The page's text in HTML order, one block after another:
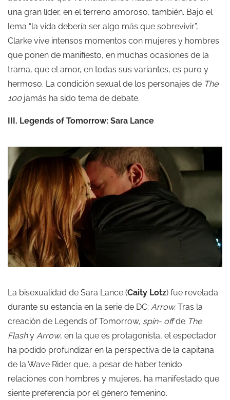
una gran líder, en el terreno amoroso, también. Bajo el
lema “la vida debería ser algo más que sobrevivir”,
Clarke vive intensos momentos con mujeres y hombres
que ponen de manifiesto, en muchas ocasiones de la
trama, que el amor, en todas sus variantes, es puro y
hermoso. La condición sexual de los personajes de The
100jamás ha sido tema de debate.
III. Legends of Tomorrow: Sara Lance
La bisexualidad de Sara Lance (Caity Lotz) fue revelada
durante su estancia en la serie de DC: Arrow. Tras la
creación de Legends of Tomorrow, spin- offde The
Flashy Arrow, en la que es protagonista, el espectador
ha podido profundizar en la perspectiva de la capitana
de la Wave Rider que, a pesar de haber tenido
relaciones con hombres y mujeres, ha manifestado que
siente preferencia por el género femenino.